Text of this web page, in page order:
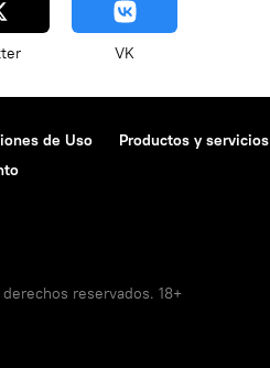
VK
de Uso Productos y servicios
reservados. 18+